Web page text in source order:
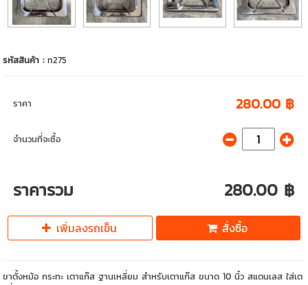
รหัสสินค้า :n275
ราคา 280.00 ฿
จำนวนที่จะซื้อ
ราคารวม 280.00 ฿
เพิ่มลงรถเข็น สั่งซื้อ
ขาตั้งหม้อ กระทะ เตาแก๊ส ฐานเหลี่ยม สำหรับเตาแก๊ส ขนาด 10 นิ้ว สแตนเลส ใส่เต